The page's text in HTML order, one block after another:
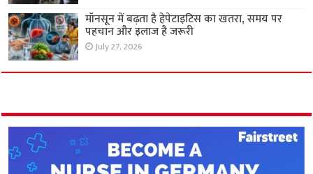
मॉनसून में बढ़ता है हेपेटाइटिस का खतरा, समय पर
पहचान और इलाज है जरूरी
July 27, 2026